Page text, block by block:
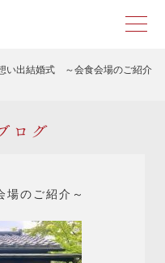
い出結婚式 ～会食会場のご紹介
スタッフブログ
のご紹介～